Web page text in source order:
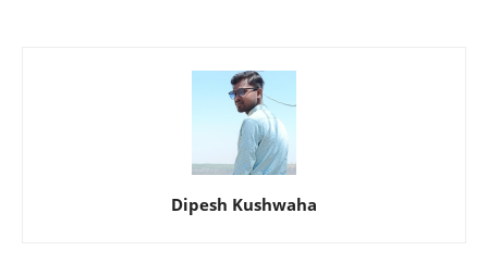
Dipesh Kushwaha